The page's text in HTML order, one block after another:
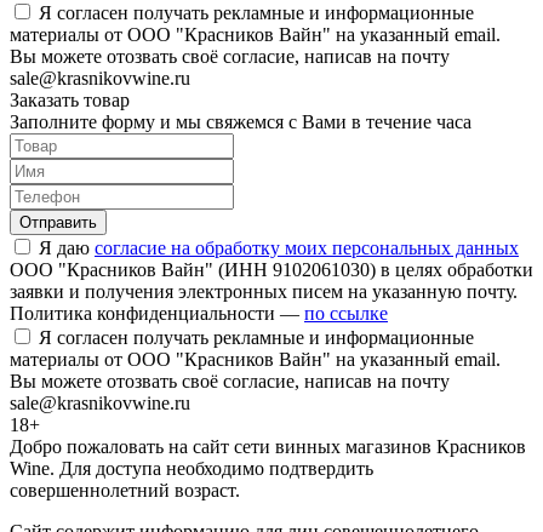
Я согласен получать рекламные и информационные
материалы от ООО "Красников Вайн" на указанный email.
Вы можете отозвать своё согласие, написав на почту
sale@krasnikovwine.ru
Заказать товар
Заполните форму и мы свяжемся с Вами в течение часа
Отправить
Я даю согласие на обработку моих персональных данных
ООО "Красников Вайн" (ИНН 9102061030) в целях обработки
заявки и получения электронных писем на указанную почту.
Политика конфиденциальности — по ссылке
Я согласен получать рекламные и информационные
материалы от ООО "Красников Вайн" на указанный email.
Вы можете отозвать своё согласие, написав на почту
sale@krasnikovwine.ru
18+
Добро пожаловать на сайт сети винных магазинов Красников
Wine. Для доступа необходимо подтвердить
совершеннолетний возраст.